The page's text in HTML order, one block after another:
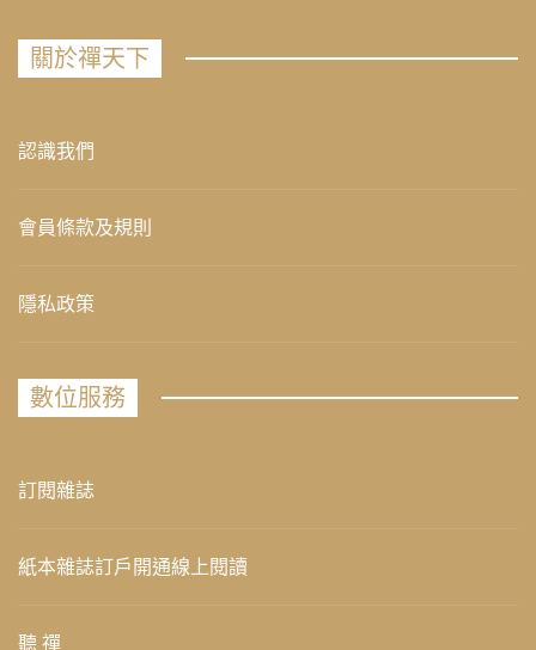
關於禪天下
認識我們
會員條款及規則
隱私政策
數位服務
訂閱雜誌
紙本雜誌訂戶開通線上閱讀
聽 禪